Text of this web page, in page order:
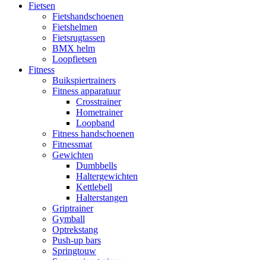
Fietsen
Fietshandschoenen
Fietshelmen
Fietsrugtassen
BMX helm
Loopfietsen
Fitness
Buikspiertrainers
Fitness apparatuur
Crosstrainer
Hometrainer
Loopband
Fitness handschoenen
Fitnessmat
Gewichten
Dumbbells
Haltergewichten
Kettlebell
Halterstangen
Griptrainer
Gymball
Optrekstang
Push-up bars
Springtouw